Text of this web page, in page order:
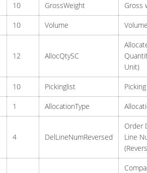
10 GrossWeight Gross
10 Volume Volume
12 AllocQtySC
Unit)
10 Pickinglist
1 AllocationType
4 DelLineNumReversed
Order
Line